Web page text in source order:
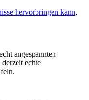
hervorbringen kann,
angespannten
echte